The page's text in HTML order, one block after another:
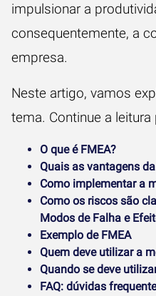
impulsionar a
consequentemente, a
empresa.
Neste artigo, vamos
tema. Continue a leitura
O que é FMEA?
Quais as vantagens
Como implementar a
Como os riscos são
Modos de Falha e
Exemplo de FMEA
Quem deve utilizar a
Quando se deve
FAQ: dúvidas